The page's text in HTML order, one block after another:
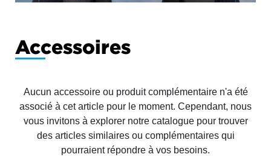
Accessoires
Aucun accessoire ou produit complémentaire n'a été
associé à cet article pour le moment. Cependant, nous
vous invitons à explorer notre catalogue pour trouver
des articles similaires ou complémentaires qui
pourraient répondre à vos besoins.